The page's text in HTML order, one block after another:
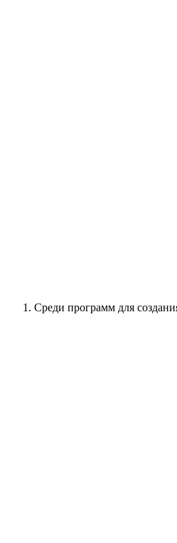
Среди программ для